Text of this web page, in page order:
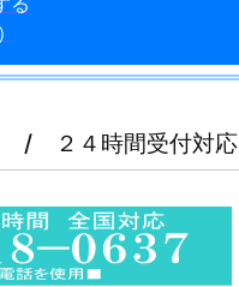
/ ２４時間受付対応